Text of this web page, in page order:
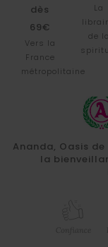
dès
69€
Vers la
France
métropolitaine
La
de la
Ananda, Oasis
la